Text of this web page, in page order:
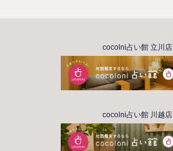
cocolni占い館 立川店
cocolni占い館 川越店